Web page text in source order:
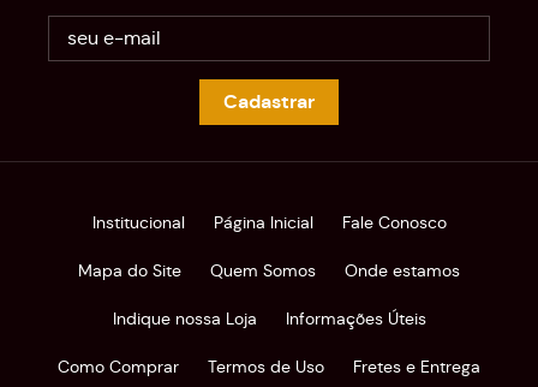
Cadastrar
Institucional Página Inicial Fale Conosco
Mapa do Site Quem Somos Onde estamos
Indique nossa Loja Informações Úteis
Como Comprar Termos de Uso Fretes e Entrega